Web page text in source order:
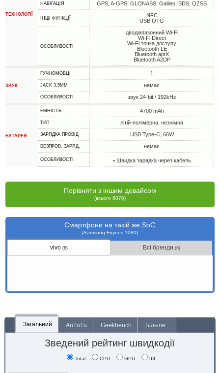
ТЕХНОЛОГІЇ
НАВІГАЦІЯ GPS, A-GPS, GLONASS, Galileo, BDS, QZSS
ІНШІ ФУНКЦІЇ
NFC
USB OTG
ОСОБЛИВОСТІ
дводіапазонний Wi-Fi
Wi-Fi Direct
Wi-Fi точка доступу
Bluetooth LE
Bluetooth aptX
Bluetooth A2DP
ЗВУК
ГУЧНОМОВЦІ 1
JACK 3.5MM немає
ОСОБЛИВОСТІ звук 24-bit / 192kHz
БАТАРЕЯ
ЕМНІСТЬ 4700 mAh
ТИП літій-полімерна, незнімна
ЗАРЯДКА ПРОВІД USB Type-C, 66W
БЕЗПРОВ. ЗАРЯД. немає
ОСОБЛИВОСТІ • Швидка зарядка через кабель
Порівняти з іншим девайсом
(всього 6070)
Смартфони на такій же SoC
(Samsung Exynos 1080)
vivo(6) Всі бренди (6)
Загальний AnTuTu Geekbench Більше...
Зведений рейтинг швидкодії
Total CPU GPU ШІ